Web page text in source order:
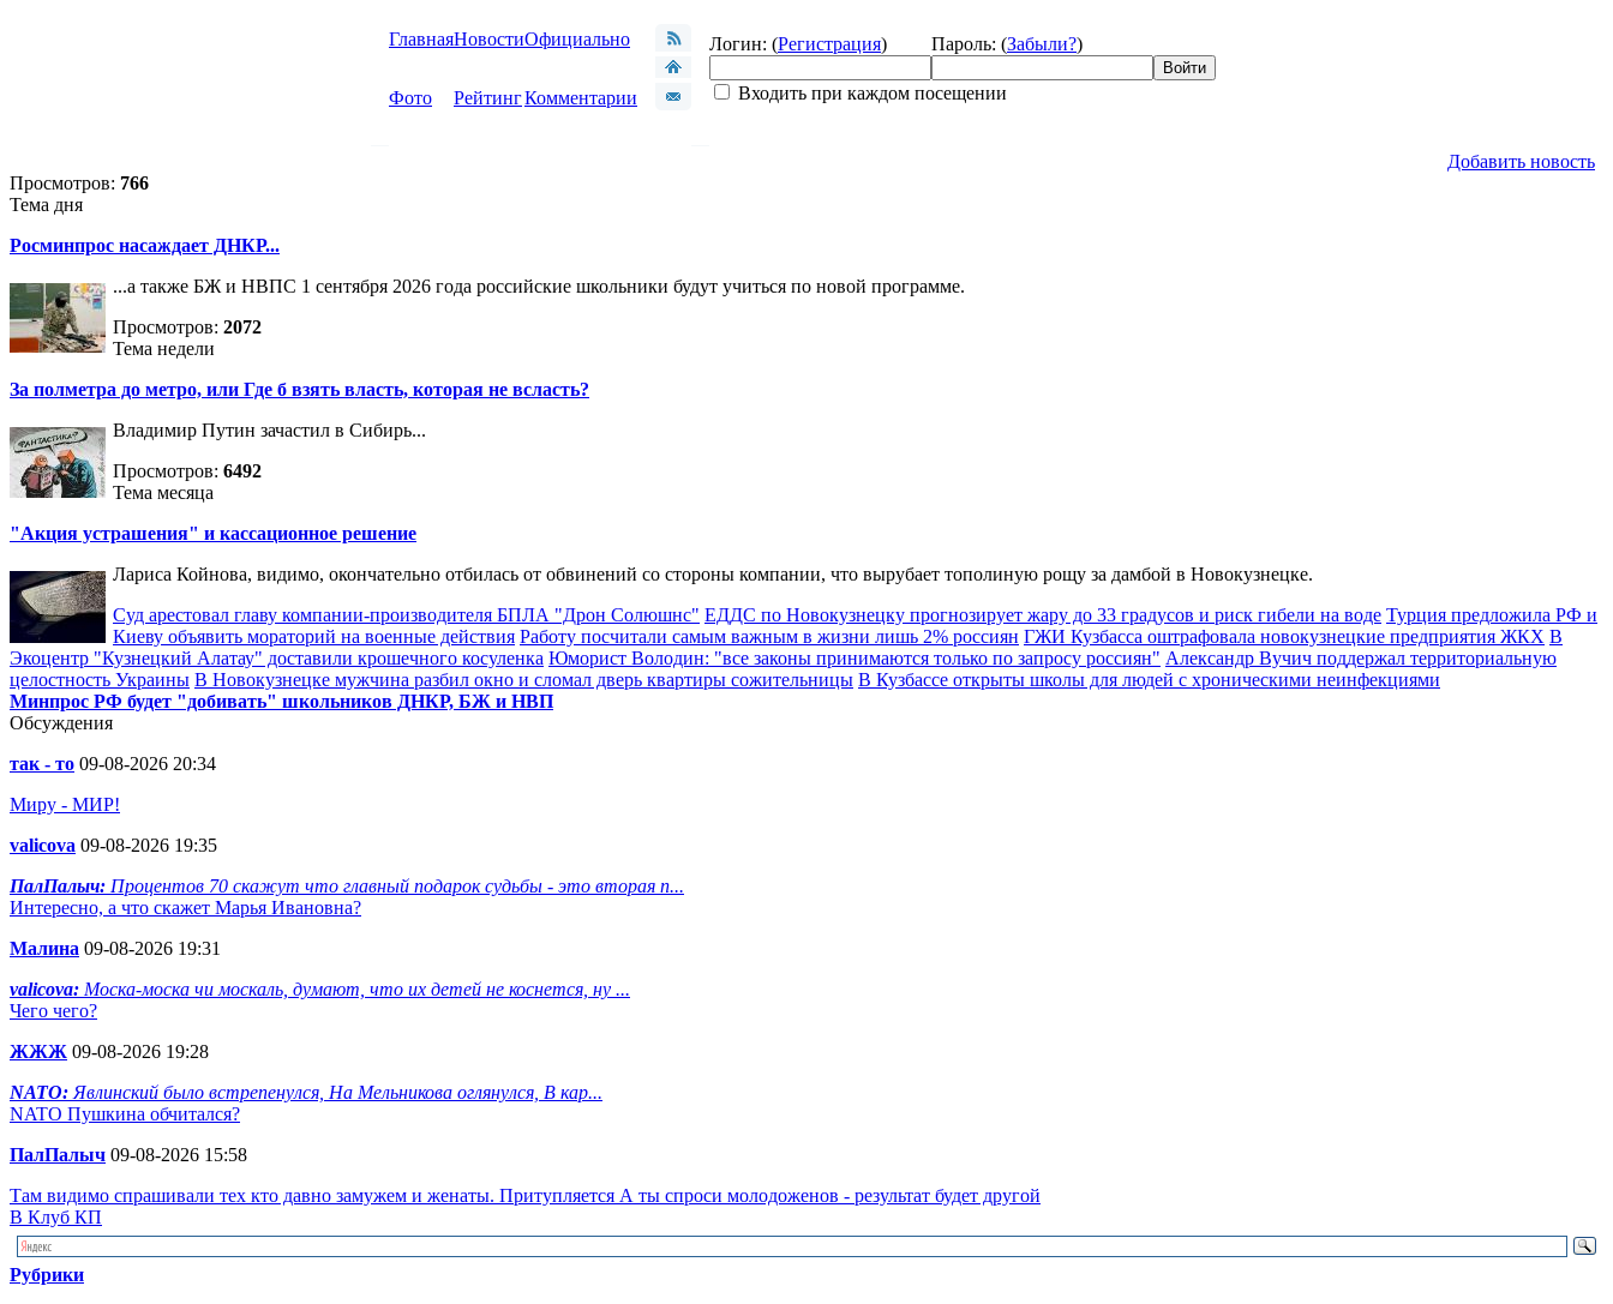
ГлавнаяНовостиОфициально
Фото РейтингКомментарии
Логин: (Регистрация) Пароль: (Забыли?)
Входить при каждом посещении
Добавить новость
Просмотров: 766
Тема дня
Росминпрос насаждает ДНКР...
...а также БЖ и НВПС 1 сентября 2026 года российские школьники будут учиться по новой программе.
Просмотров: 2072
Тема недели
За полметра до метро, или Где б взять власть, которая не всласть?
Владимир Путин зачастил в Сибирь...
Просмотров: 6492
Тема месяца
"Акция устрашения" и кассационное решение
Лариса Койнова, видимо, окончательно отбилась от обвинений со стороны компании, что вырубает тополиную рощу за дамбой в Новокузнецке.
Суд арестовал главу компании-производителя БПЛА "Дрон Солюшнс" ЕДДС по Новокузнецку прогнозирует жару до 33 градусов и риск гибели на воде Турция предложила РФ и
Киеву объявить мораторий на военные действия Работу посчитали самым важным в жизни лишь 2% россиян ГЖИ Кузбасса оштрафовала новокузнецкие предприятия ЖКХ В
Экоцентр "Кузнецкий Алатау" доставили крошечного косуленка Юморист Володин: "все законы принимаются только по запросу россиян" Александр Вучич поддержал территориальную
целостность Украины В Новокузнецке мужчина разбил окно и сломал дверь квартиры сожительницы В Кузбассе открыты школы для людей с хроническими неинфекциями
Минпрос РФ будет "добивать" школьников ДНКР, БЖ и НВП
Обсуждения
так - то 09-08-2026 20:34
Миру - МИР!
valicova 09-08-2026 19:35
ПалПалыч: Процентов 70 скажут что главный подарок судьбы - это вторая п...
Интересно, а что скажет Марья Ивановна?
Малина 09-08-2026 19:31
valicova: Моска-моска чи москаль, думают, что их детей не коснется, ну ...
Чего чего?
ЖЖЖ 09-08-2026 19:28
NATO: Явлинский было встрепенулся, На Мельникова оглянулся, В кар...
NATO Пушкина обчитался?
ПалПалыч 09-08-2026 15:58
Там видимо спрашивали тех кто давно замужем и женаты. Притупляется А ты спроси молодоженов - результат будет другой
В Клуб КП
Рубрики